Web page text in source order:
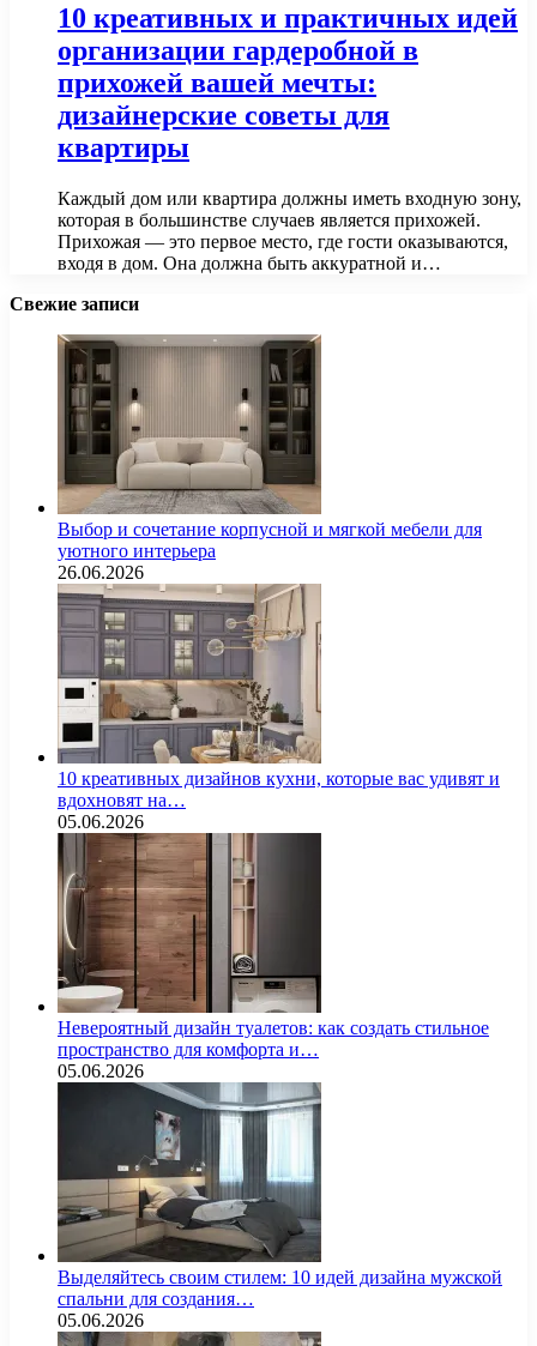
10 креативных и практичных идей
организации гардеробной в
прихожей вашей мечты:
дизайнерские советы для
квартиры
Каждый дом или квартира должны иметь входную зону,
которая в большинстве случаев является прихожей.
Прихожая — это первое место, где гости оказываются,
входя в дом. Она должна быть аккуратной и…
Свежие записи
Выбор и сочетание корпусной и мягкой мебели для
уютного интерьера
26.06.2026
10 креативных дизайнов кухни, которые вас удивят и
вдохновят на…
05.06.2026
Невероятный дизайн туалетов: как создать стильное
пространство для комфорта и…
05.06.2026
Выделяйтесь своим стилем: 10 идей дизайна мужской
спальни для создания…
05.06.2026